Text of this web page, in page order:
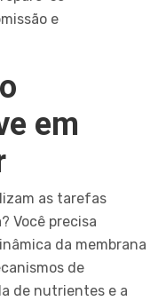
e
em
as tarefas
Você precisa
da membrana
de
de nutrientes e a